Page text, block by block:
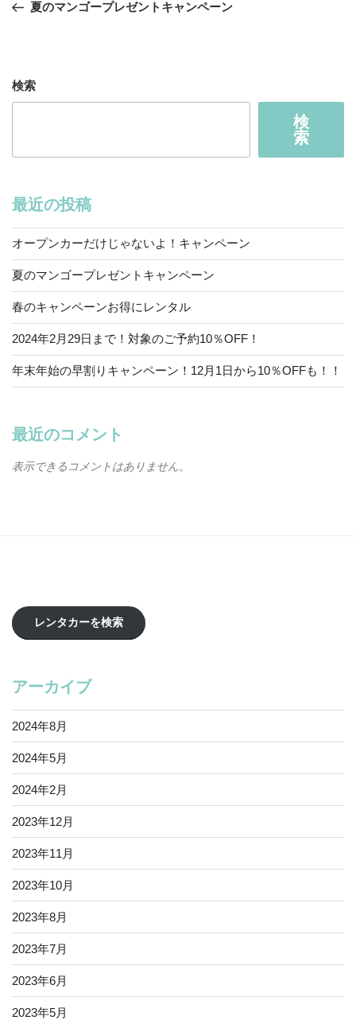
ナ
ー
シ
夏のマンゴープレゼントキャンペーン
検索
検
索
最近の投稿
オープンカーだけじゃないよ！キャンペーン
夏のマンゴープレゼントキャンペーン
春のキャンペーンお得にレンタル
2024年2月29日まで！対象のご予約10％OFF！
年末年始の早割りキャンペーン！12月1日から10％OFFも！！
最近のコメント
表示できるコメントはありません。
レンタカーを検索
アーカイブ
2024年8月
2024年5月
2024年2月
2023年12月
2023年11月
2023年10月
2023年8月
2023年7月
2023年6月
2023年5月